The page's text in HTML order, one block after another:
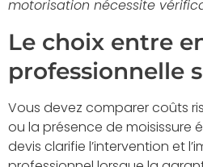
motorisation nécessite
Le choix entre
professionnelle
Vous devez comparer coûts
ou la présence de moisissure
devis clarifie l’intervention et